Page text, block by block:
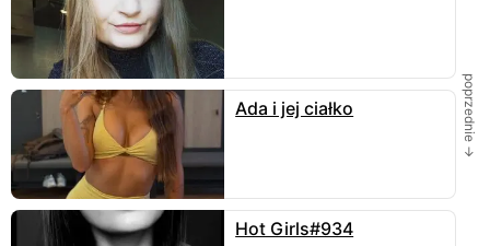
RomeT
Aż miło spojrzeć. W latach '80 też tak to wyglądało.
Aż dziw bierze, jak niewiele zmian nastąpiło.
22 maja
odpowiedz
2 odpowiedzi
TakiJeden
Podzielam w całej rozciągłości Twój zachwyt stylem
vintage, a szczególnie latami 50-tymi
i 60-tymi.
Myślę nie tylko o elementach garderoby, ale też o
Ada i jej ciałko
Hot Girls#934
poprzednie →